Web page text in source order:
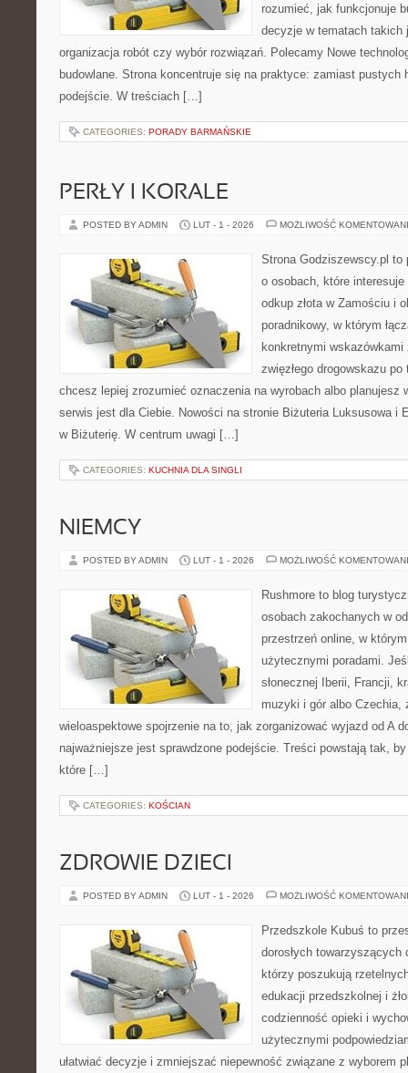
rozumieć, jak funkcjonuje
decyzje w tematach takich
organizacja robót czy wybór rozwiązań. Polecamy Nowe
budowlane. Strona koncentruje się na praktyce: zamiast pustych
podejście. W treściach […]
CATEGORIES: PORADY BARMAŃSKIE
PERŁY I KORALE
POSTED BY ADMIN LUT - 1 - 2026 MOŻLIWOŚĆ
Strona Godziszewscy.pl to
o osobach, które
odkup złota w Zamościu i
poradnikowy, w którym
konkretnymi
zwięzłego drogowskazu
chcesz lepiej zrozumieć oznaczenia na wyrobach albo planujesz
serwis jest dla Ciebie. Nowości na stronie Biżuteria Luksusowa i
w Biżuterię. W centrum uwagi […]
CATEGORIES: KUCHNIA DLA SINGLI
NIEMCY
POSTED BY ADMIN LUT - 1 - 2026 MOŻLIWOŚĆ
Rushmore to blog
osobach zakochanych w
przestrzeń online, w
użytecznymi poradami.
słonecznej Iberii, Francji,
muzyki i gór albo Czechia,
wieloaspektowe spojrzenie na to, jak zorganizować wyjazd od A
najważniejsze jest sprawdzone podejście. Treści powstają tak,
które […]
CATEGORIES: KOŚCIAN
ZDROWIE DZIECI
POSTED BY ADMIN LUT - 1 - 2026 MOŻLIWOŚĆ
Przedszkole Kubuś to
dorosłych
którzy poszukują
edukacji przedszkolnej i
codzienność opieki i
użytecznymi
ułatwiać decyzje i zmniejszać niepewność związane z wyborem